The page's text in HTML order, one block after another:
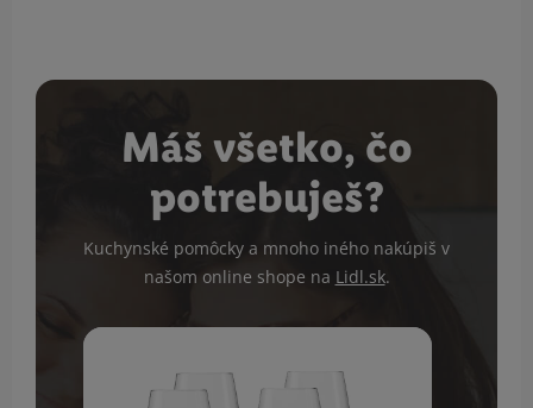
Máš všetko, čo
potrebuješ?
Kuchynské pomôcky a mnoho iného nakúpiš v
našom online shope na Lidl.sk.